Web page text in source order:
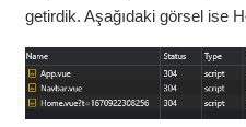
getirdik. Aşağıdaki görsel ise